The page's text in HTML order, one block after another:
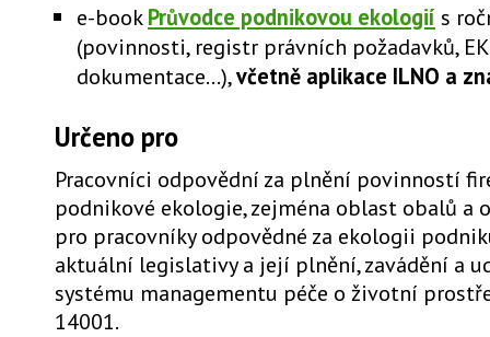
e-bookPrůvodce podnikovou ekologií s
(povinnosti, registr právních požadavků,
dokumentace...),včetně aplikace ILNO a
Určeno pro
Pracovníci odpovědní za plnění povinností
podnikové ekologie, zejména oblast obalů a
pro pracovníky odpovědné za ekologii
aktuální legislativy a její plnění, zavádění a
systému managementu péče o životní
14001.